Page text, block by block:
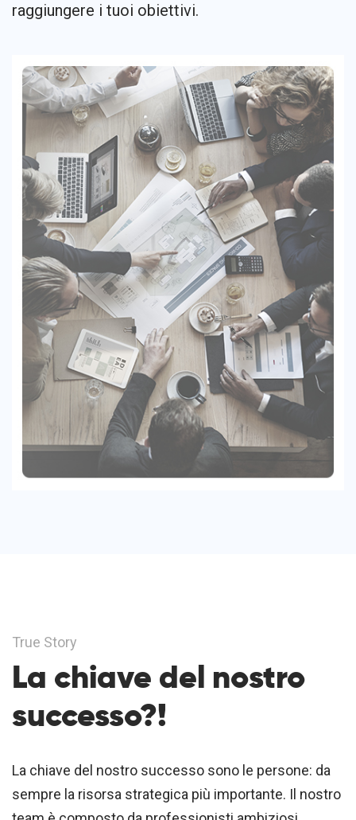
raggiungere i tuoi obiettivi.
True Story
La chiave del nostro
successo?!
La chiave del nostro successo sono le persone: da
sempre la risorsa strategica più importante. Il nostro